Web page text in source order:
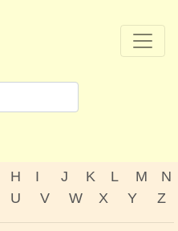
H I J K L M
N
U V W X Y Z